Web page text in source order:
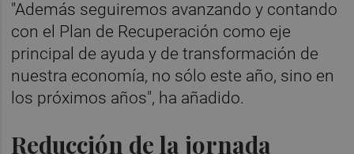
"Además seguiremos avanzando y contando
con el Plan de Recuperación como eje
principal de ayuda y de transformación de
nuestra economía, no sólo este año, sino en
los próximos años", ha añadido.
Reducción de la jornada